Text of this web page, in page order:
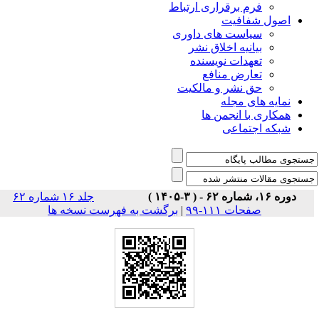
برقراری ارتباط
های داوری
اخلاق نشر
نویسنده
منافع
نشر و مالکیت
مجله
انجمن ها
جلد ۱۶ شماره ۶۲
|برگشت به فهرست نسخه ها